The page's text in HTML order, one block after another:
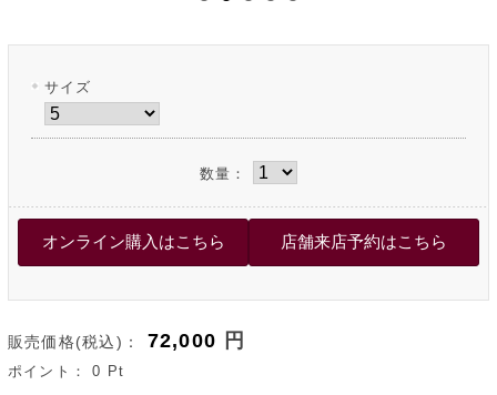
サイズ
数量：
販売価格(税込)： 72,000 円
ポイント：0 Pt